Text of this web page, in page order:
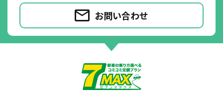
※たすカッターをご利用頂く場合、免責金額が１回あたり5,000円
掛かります。
たすカッター３詳細
お問い合わせ